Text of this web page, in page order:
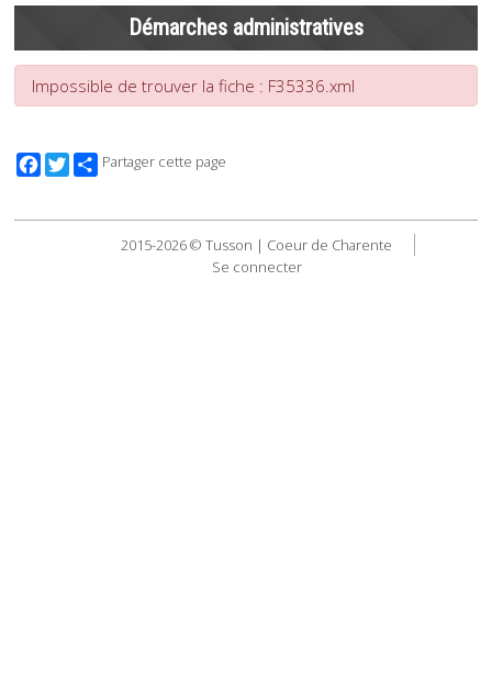
Démarches administratives
Impossible de trouver la fiche : F35336.xml
Facebook
TwitterPartager cette page
2015-2026 © Tusson | Coeur de Charente
Se connecter